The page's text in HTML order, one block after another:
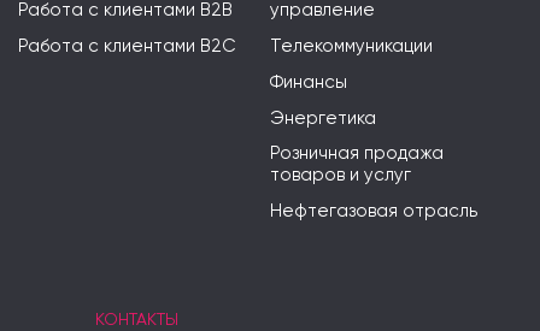
Работа с клиентами B2B
Работа с клиентами B2C
управление
Телекоммуникации
Финансы
Энергетика
Розничная продажа
товаров и услуг
Нефтегазовая отрасль
КОНТАКТЫ